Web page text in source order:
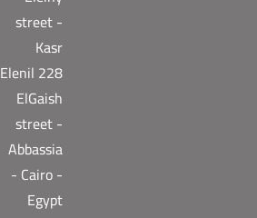
street -
Kasr
Elenil 228
ElGaish
street -
Abbassia
- Cairo -
Egypt